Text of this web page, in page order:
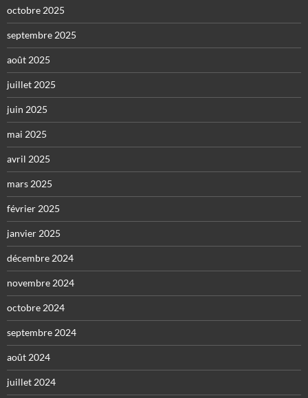
octobre 2025
septembre 2025
août 2025
juillet 2025
juin 2025
mai 2025
avril 2025
mars 2025
février 2025
janvier 2025
décembre 2024
novembre 2024
octobre 2024
septembre 2024
août 2024
juillet 2024